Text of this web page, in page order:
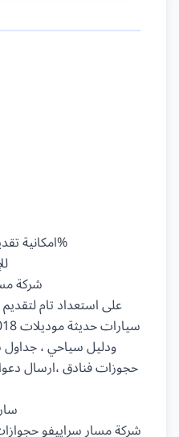
شركة
على استعداد تام